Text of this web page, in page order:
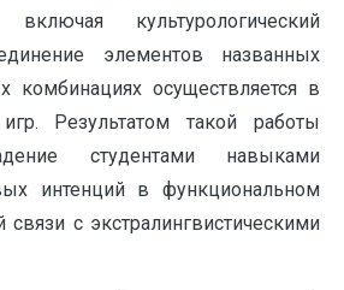
культурологический
элементов названных
комбинациях осуществляется в
Результатом такой работы
студентами навыками
интенций в функциональном
связи с экстралингвистическими